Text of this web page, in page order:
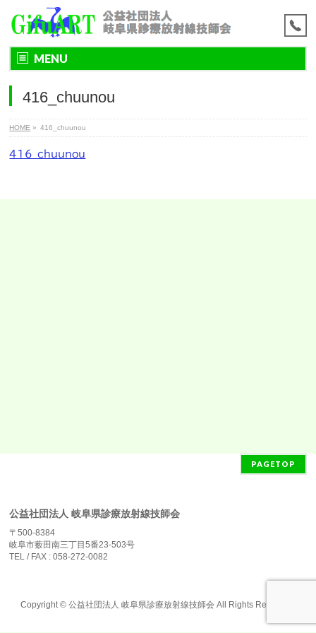
MENU
416_chuunou
HOME » 416_chuunou
416_chuunou
PAGETOP
公益社団法人 岐阜県診療放射線技師会
〒500-8384
岐阜市薮田南三丁目5番23-503号
TEL / FAX : 058-272-0082
Copyright ©公益社団法人 岐阜県診療放射線技師会 All Rights Reserved.